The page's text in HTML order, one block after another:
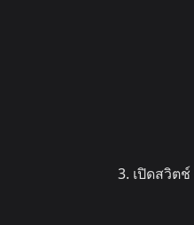
เปิดสวิตช์